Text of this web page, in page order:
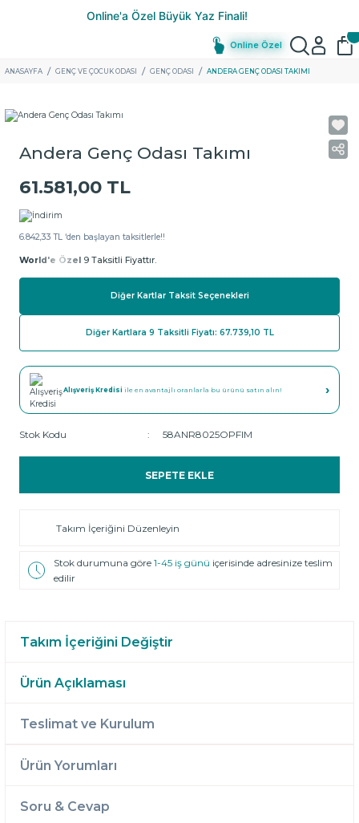
Online Özel
ANASAYFA GENÇ VE ÇOCUK ODASI GENÇ ODASI ANDERA GENÇ ODASI TAKIMI
Andera Genç Odası Takımı
61.581,00 TL
6.842,33 TL ‘den başlayan taksitlerle!!
World'e Özel 9 Taksitli Fiyattır.
Diğer Kartlar Taksit Seçenekleri
Diğer Kartlara 9 Taksitli Fiyatı: 67.739,10 TL
Alışveriş Kredisi ile en avantajlı oranlarla bu ürünü satın alın! ›
Stok Kodu 58ANR8025OPFIM
SEPETE EKLE
Takım İçeriğini Düzenleyin
Stok durumuna göre1-45 iş günü içerisinde adresinize teslim
edilir
Takım İçeriğini Değiştir
Ürün Açıklaması
Teslimat ve Kurulum
Ürün Yorumları
Soru & Cevap